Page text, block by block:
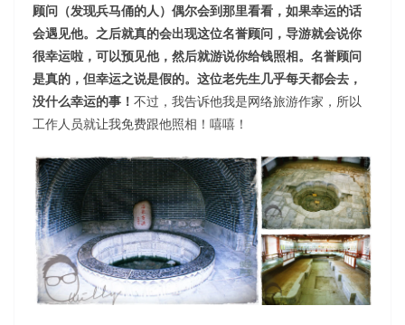
顾问（发现兵马俑的人）偶尔会到那里看看，如果幸运的话
会遇见他。之后就真的会出现这位名誉顾问，导游就会说你
很幸运啦，可以预见他，然后就游说你给钱照相。名誉顾问
是真的，但幸运之说是假的。这位老先生几乎每天都会去，
没什么幸运的事！ 不过，我告诉他我是网络旅游作家，所以
工作人员就让我免费跟他照相！嘻嘻！